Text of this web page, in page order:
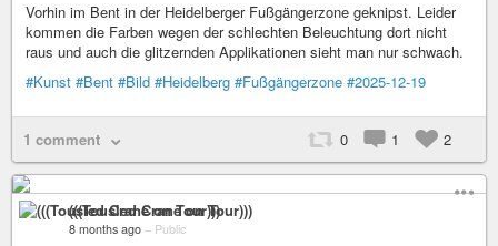
Vorhin im Bent in der Heidelberger Fußgängerzone geknipst. Leider
kommen die Farben wegen der schlechten Beleuchtung dort nicht
raus und auch die glitzernden Applikationen sieht man nur schwach.
#Kunst #Bent #Bild #Heidelberg #Fußgängerzone #2025-12-19
1 comment 0 1 2
(((Tousled Crane on Tour)))
8 months ago – Public